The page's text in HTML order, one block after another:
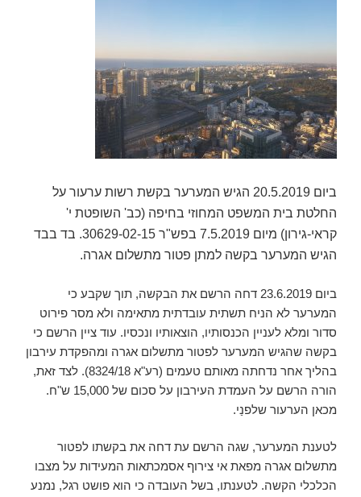
ביום 20.5.2019 הגיש המערער בקשת רשות ערעור על
החלטת בית המשפט המחוזי בחיפה (כב' השופטת י'
קראי-גירון) מיום 7.5.2019 בפש"ר 30629-02-15. בד בבד
הגיש המערער בקשה למתן פטור מתשלום אגרה.
ביום 23.6.2019 דחה הרשם את הבקשה, תוך שקבע כי
המערער לא הניח תשתית עובדתית מתאימה ולא מסר פירוט
סדור ומלא לעניין הכנסותיו, הוצאותיו ונכסיו. עוד ציין הרשם כי
בקשה שהגיש המערער לפטור מתשלום אגרה ומהפקדת עירבון
בהליך אחר נדחתה מאותם טעמים (רע"א 8324/18). לצד זאת,
הורה הרשם על העמדת העירבון על סכום של 15,000 ש"ח.
מכאן הערעור שלפנַי.
לטענת המערער, שגה הרשם עת דחה את בקשתו לפטור
מתשלום אגרה מפאת אי צירוף אסמכתאות המעידות על מצבו
הכלכלי הקשה. לטענתו, בשל העובדה כי הוא פושט רגל, נמנע